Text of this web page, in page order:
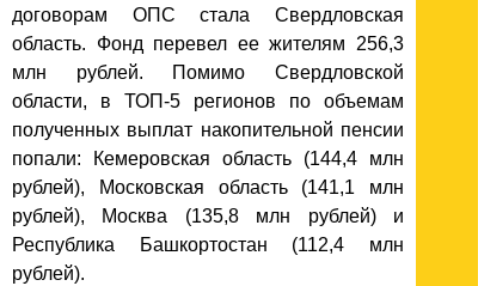
договорам ОПС стала Свердловская
область. Фонд перевел ее жителям 256,3
млн рублей. Помимо Свердловской
области, в ТОП-5 регионов по объемам
полученных выплат накопительной пенсии
попали: Кемеровская область (144,4 млн
рублей), Московская область (141,1 млн
рублей), Москва (135,8 млн рублей) и
Республика Башкортостан (112,4 млн
рублей).